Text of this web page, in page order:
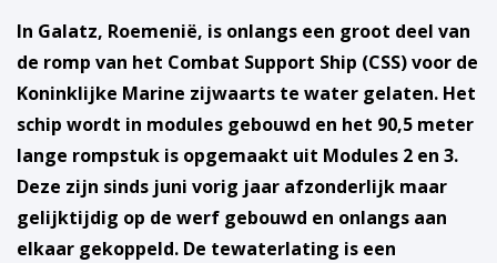
In Galatz, Roemenië, is onlangs een groot deel van
de romp van het Combat Support Ship (CSS) voor de
Koninklijke Marine zijwaarts te water gelaten. Het
schip wordt in modules gebouwd en het 90,5 meter
lange rompstuk is opgemaakt uit Modules 2 en 3.
Deze zijn sinds juni vorig jaar afzonderlijk maar
gelijktijdig op de werf gebouwd en onlangs aan
elkaar gekoppeld. De tewaterlating is een